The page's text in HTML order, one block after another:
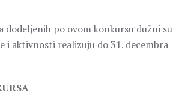
dodeljenih po ovom konkursu dužni su
i aktivnosti realizuju do 31. decembra